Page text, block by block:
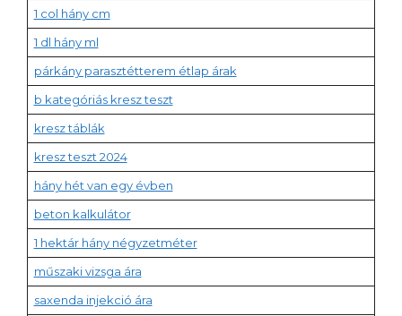
1 col hány cm
1 dl hány ml
párkány parasztétterem étlap árak
b kategóriás kresz teszt
kresz táblák
kresz teszt 2024
hány hét van egy évben
beton kalkulátor
1 hektár hány négyzetméter
műszaki vizsga ára
saxenda injekció ára